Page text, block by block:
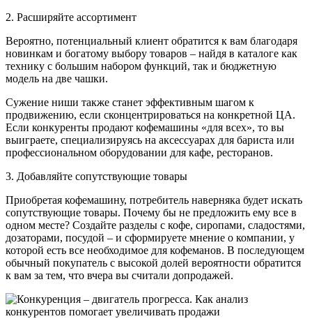
2. Расширяйте ассортимент
Вероятно, потенциальный клиент обратится к вам благодаря
новинкам и богатому выбору товаров – найдя в каталоге как
технику с большим набором функций, так и бюджетную
модель на две чашки.
Сужение ниши также станет эффективным шагом к
продвижению, если сконцентрироваться на конкретной ЦА.
Если конкуренты продают кофемашины «для всех», то вы
выиграете, специализируясь на аксессуарах для бариста или
профессиональном оборудовании для кафе, ресторанов.
3. Добавляйте сопутствующие товары
Приобретая кофемашину, потребитель наверняка будет искать
сопутствующие товары. Почему бы не предложить ему все в
одном месте? Создайте разделы с кофе, сиропами, сладостями,
дозаторами, посудой – и сформируете мнение о компании, у
которой есть все необходимое для кофеманов. В последующем
обычный покупатель с высокой долей вероятности обратится
к вам за тем, что вчера вы считали допродажей.